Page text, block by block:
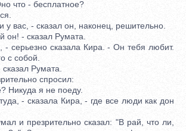
что - бесплатное?
у вас, - сказал он, наконец, решительно.
- сказал Румата.
сказала Кира. - Он тебя любит.
с собой.
Румата.
спросил:
я не поеду.
- сказала Кира, - где все люди как дон
и презрительно сказал: "В рай, что ли,